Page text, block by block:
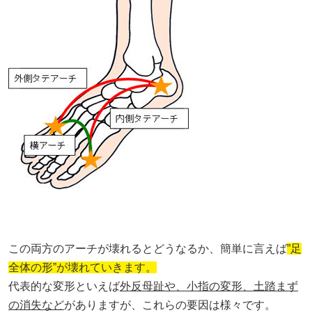
この両方のアーチが壊れるとどうなるか、簡単に言えば”足
全体の形”が壊れていきます。
代表的な変形といえば外反母趾や、小指の変形、土踏まず
の消失などがありますが、これらの要因は様々です。